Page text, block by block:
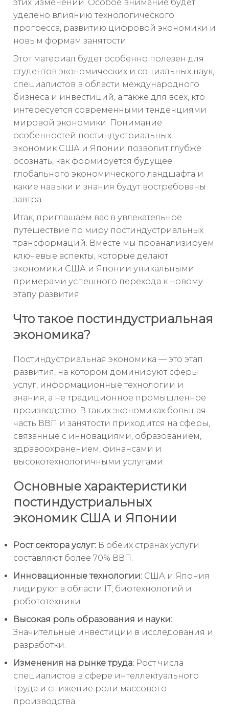
этих изменений. Особое внимание будет
уделено влиянию технологического
прогресса, развитию цифровой экономики и
новым формам занятости.
Этот материал будет особенно полезен для
студентов экономических и социальных наук,
специалистов в области международного
бизнеса и инвестиций, а также для всех, кто
интересуется современными тенденциями
мировой экономики. Понимание
особенностей постиндустриальных
экономик США и Японии позволит глубже
осознать, как формируется будущее
глобального экономического ландшафта и
какие навыки и знания будут востребованы
завтра.
Итак, приглашаем вас в увлекательное
путешествие по миру постиндустриальных
трансформаций. Вместе мы проанализируем
ключевые аспекты, которые делают
экономики США и Японии уникальными
примерами успешного перехода к новому
этапу развития.
Что такое постиндустриальная
экономика?
Постиндустриальная экономика — это этап
развития, на котором доминируют сферы
услуг, информационные технологии и
знания, а не традиционное промышленное
производство. В таких экономиках большая
часть ВВП и занятости приходится на сферы,
связанные с инновациями, образованием,
здравоохранением, финансами и
высокотехнологичными услугами.
Основные характеристики
постиндустриальных
экономик США и Японии
Рост сектора услуг: В обеих странах услуги
составляют более 70% ВВП.
Инновационные технологии: США и Япония
лидируют в области IT, биотехнологий и
робототехники.
Высокая роль образования и науки:
Значительные инвестиции в исследования и
разработки.
Изменения на рынке труда: Рост числа
специалистов в сфере интеллектуального
труда и снижение роли массового
производства.